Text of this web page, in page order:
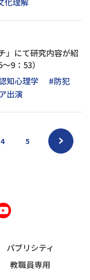
」にて研究内容が紹
9：53）
知心理学
#防犯
出演
4 5
パブリシティ
教職員専用